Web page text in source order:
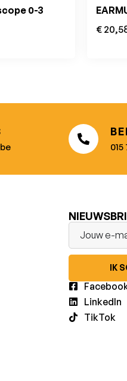
0-3
€
015
IK
LinkedIn
TikTok